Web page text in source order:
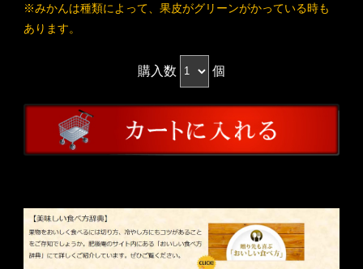
※みかんは種類によって、果皮がグリーンがかっている時も
あります。
購入数 個